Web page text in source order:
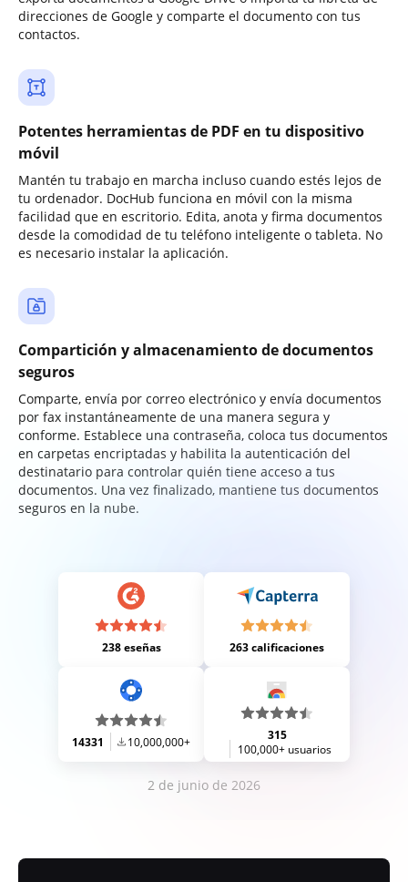
direcciones de Google y comparte el documento con tus
contactos.
Potentes herramientas de PDF en tu dispositivo
móvil
Mantén tu trabajo en marcha incluso cuando estés lejos de
tu ordenador. DocHub funciona en móvil con la misma
facilidad que en escritorio. Edita, anota y firma documentos
desde la comodidad de tu teléfono inteligente o tableta. No
es necesario instalar la aplicación.
Compartición y almacenamiento de documentos
seguros
Comparte, envía por correo electrónico y envía documentos
por fax instantáneamente de una manera segura y
conforme. Establece una contraseña, coloca tus documentos
en carpetas encriptadas y habilita la autenticación del
destinatario para controlar quién tiene acceso a tus
documentos. Una vez finalizado, mantiene tus documentos
seguros en la nube.
238 eseñas 263 calificaciones
14331 10,000,000+
315
100,000+ usuarios
2 de junio de 2026